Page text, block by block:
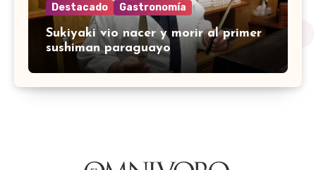
Destacado Gastronomía
Sukiyaki vio nacer y morir al primer
sushiman paraguayo